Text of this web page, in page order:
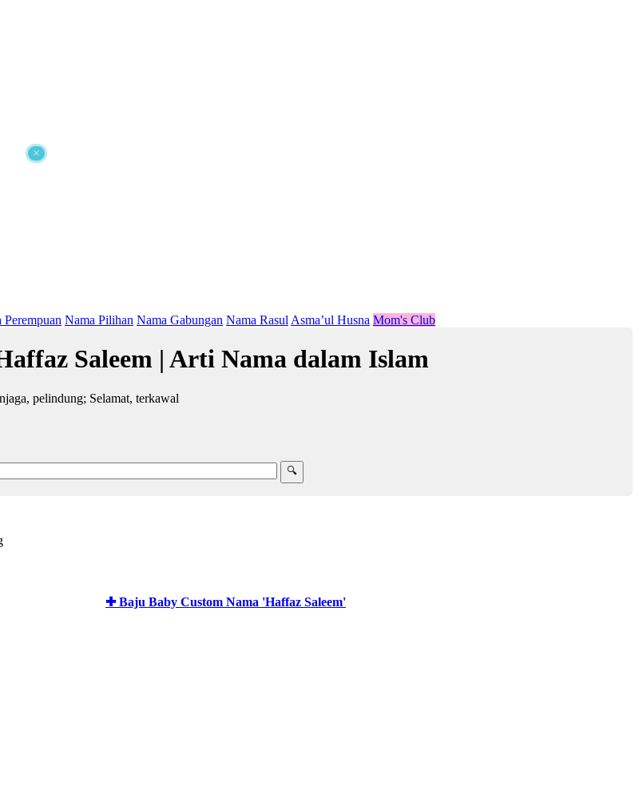
×
Perempuan Nama Pilihan Nama Gabungan Nama Rasul Asma’ul Husna Mom's Club
Saleem | Arti Nama dalam Islam
pelindung; Selamat, terkawal
✚ Baju Baby Custom Nama 'Haffaz Saleem'